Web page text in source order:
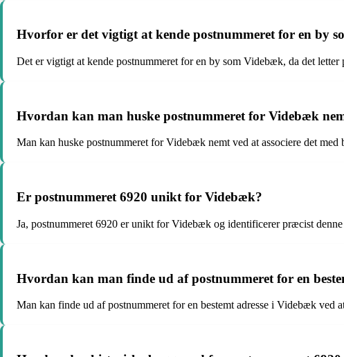
Hvorfor er det vigtigt at kende postnummeret for en by
Det er vigtigt at kende postnummeret for en by som Videbæk, da det
Hvordan kan man huske postnummeret for Videbæk
Man kan huske postnummeret for Videbæk nemt ved at associere det
Er postnummeret 6920 unikt for Videbæk?
Ja, postnummeret 6920 er unikt for Videbæk og identificerer præcist denne
Hvordan kan man finde ud af postnummeret for en
Man kan finde ud af postnummeret for en bestemt adresse i Videbæk ved